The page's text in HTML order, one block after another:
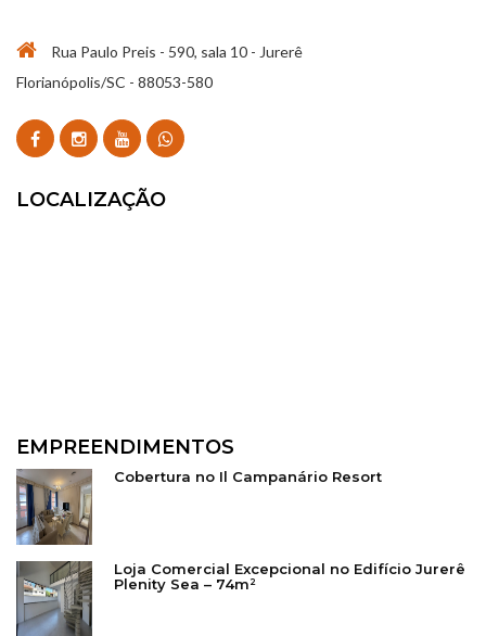
Rua Paulo Preis - 590, sala 10 - Jurerê
Florianópolis/SC - 88053-580
LOCALIZAÇÃO
EMPREENDIMENTOS
Cobertura no Il Campanário Resort
Loja Comercial Excepcional no Edifício Jurerê
Plenity Sea – 74m²